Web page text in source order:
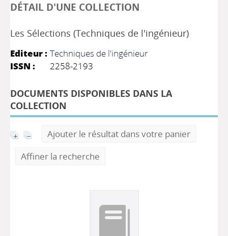
DÉTAIL D'UNE COLLECTION
Les Sélections (Techniques de l'ingénieur)
Editeur : Techniques de l'ingénieur
ISSN :
2258-2193
DOCUMENTS DISPONIBLES DANS LA
COLLECTION
Ajouter le résultat dans votre panier
Affiner la recherche